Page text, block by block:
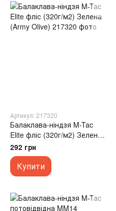
Артикул: 217320
Балаклава-ніндзя M-Tac
Elite фліс (320г/м2) Зелена
(Army Olive)
292 грн
Купити